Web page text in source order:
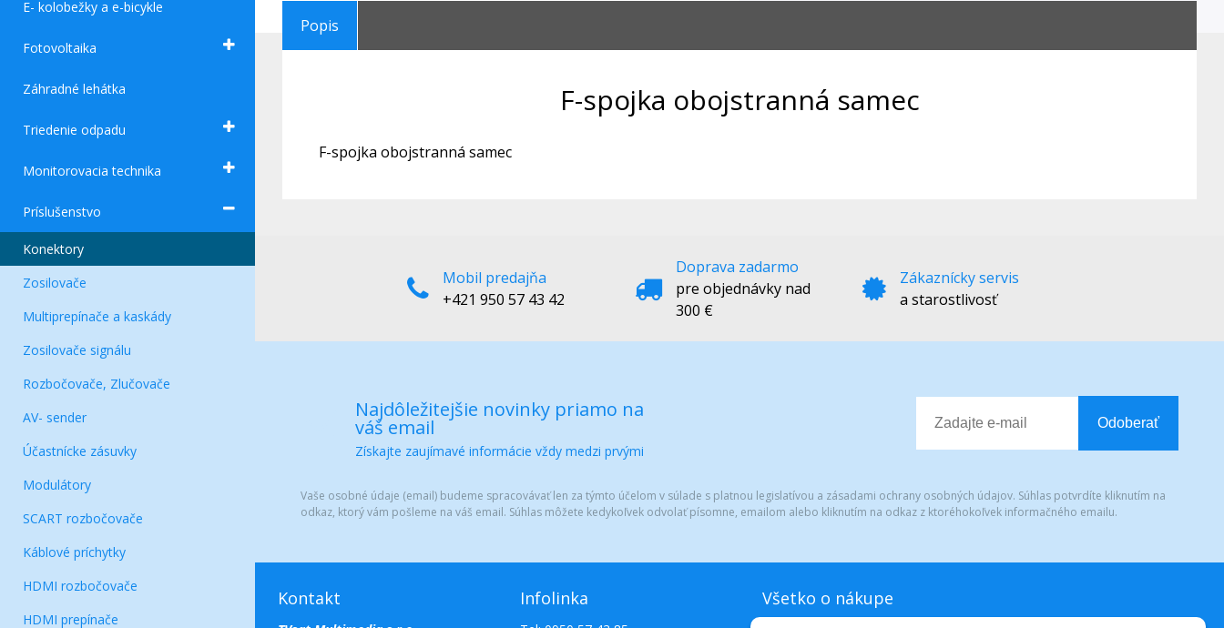
E- kolobežky a e-bicykle
Fotovoltaika
Záhradné lehátka
Triedenie odpadu
Monitorovacia technika
Príslušenstvo
Konektory
Zosilovače
Multiprepínače a kaskády
Zosilovače signálu
Rozbočovače, Zlučovače
AV- sender
Účastnícke zásuvky
Modulátory
SCART rozbočovače
Káblové príchytky
HDMI rozbočovače
HDMI prepínače
Popis
F-spojka obojstranná samec
F-spojka obojstranná samec
Mobil predajňa
+421 950 57 43 42
Doprava zadarmo
pre objednávky nad
300 €
Zákaznícky servis
a starostlivosť
Najdôležitejšie novinky priamo na
váš email
Získajte zaujímavé informácie vždy medzi prvými
Odoberať
Vaše osobné údaje (email) budeme spracovávať len za týmto účelom v súlade s platnou legislatívou a zásadami ochrany osobných údajov. Súhlas potvrdíte kliknutím na
odkaz, ktorý vám pošleme na váš email. Súhlas môžete kedykoľvek odvolať písomne, emailom alebo kliknutím na odkaz z ktoréhokoľvek informačného emailu.
Kontakt Infolinka Všetko o nákupe